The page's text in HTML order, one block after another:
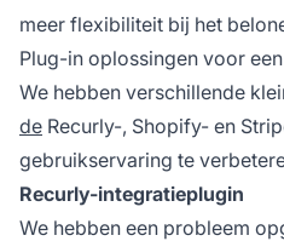
meer flexibiliteit bij het
Plug-in oplossingen voor
We hebben verschillende
de Recurly-, Shopify- en
gebruikservaring te
Recurly-integratieplugin
We hebben een probleem